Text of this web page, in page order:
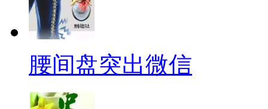
腰间盘突出微信